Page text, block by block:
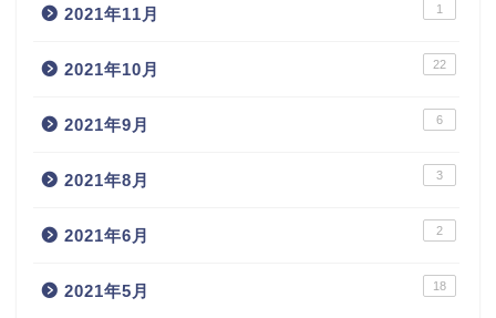
2021年11月 1
2021年10月 22
2021年9月 6
2021年8月 3
2021年6月 2
2021年5月 18